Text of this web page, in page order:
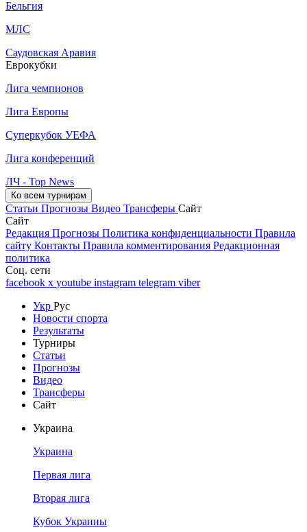
Бельгия
МЛС
Саудовская Аравия
Еврокубки
Лига чемпионов
Лига Европы
Суперкубок УЕФА
Лига конференций
ЛЧ - Top News
Ко всем турнирам
Статьи Прогнозы Видео Трансферы Сайт
Сайт
Редакция Прогнозы Политика конфиденциальности Правила
сайту Контакты Правила комментирования Редакционная
политика
Соц. сети
facebook x youtube instagram telegram viber
Укр Рус
Новости спорта
Результаты
Турниры
Статьи
Прогнозы
Видео
Трансферы
Сайт
Украина
Украина
Первая лига
Вторая лига
Кубок Украины